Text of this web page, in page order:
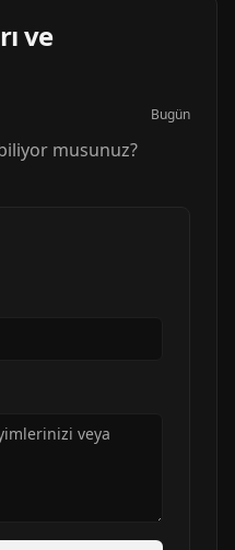
ve
Bugün
musunuz?